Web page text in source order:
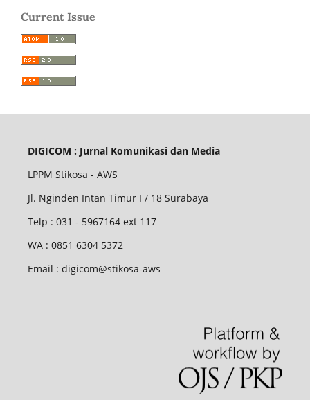
Current Issue
DIGICOM : Jurnal Komunikasi dan Media
LPPM Stikosa - AWS
Jl. Nginden Intan Timur I / 18 Surabaya
Telp : 031 - 5967164 ext 117
WA : 0851 6304 5372
Email : digicom@stikosa-aws